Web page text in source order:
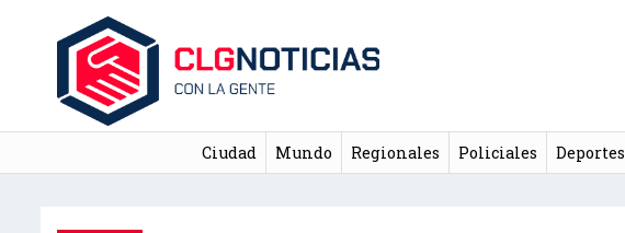
Ciudad Mundo Regionales Policiales Deportes